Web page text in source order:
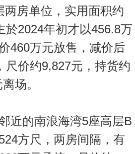
两房单位，实用面积约
於2024年初才以456.8万
460万元放售，减价后
尺价约9,827元，持货约
场。
近的南浪海湾5座高层B
方尺，两房间隔，有